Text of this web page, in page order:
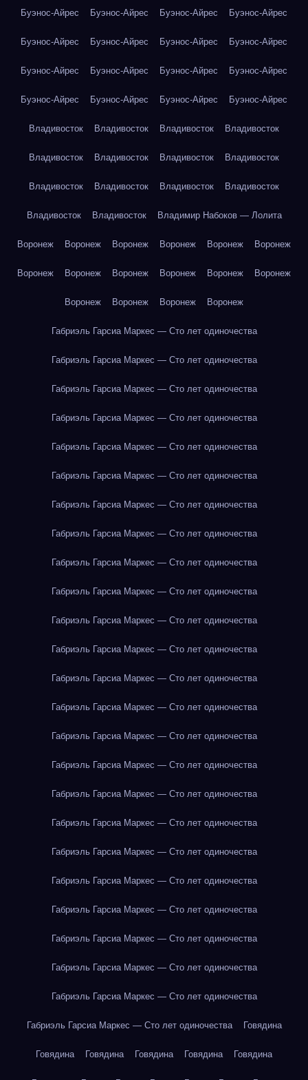
Буэнос-Айрес Буэнос-Айрес Буэнос-Айрес Буэнос-Айрес
Буэнос-Айрес Буэнос-Айрес Буэнос-Айрес Буэнос-Айрес
Буэнос-Айрес Буэнос-Айрес Буэнос-Айрес Буэнос-Айрес
Буэнос-Айрес Буэнос-Айрес Буэнос-Айрес Буэнос-Айрес
Владивосток Владивосток Владивосток Владивосток
Владивосток Владивосток Владивосток Владивосток
Владивосток Владивосток Владивосток Владивосток
Владивосток Владивосток Владимир Набоков — Лолита
Воронеж Воронеж Воронеж Воронеж Воронеж Воронеж
Воронеж Воронеж Воронеж Воронеж Воронеж Воронеж
Воронеж Воронеж Воронеж Воронеж
Габриэль Гарсиа Маркес — Сто лет одиночества
Габриэль Гарсиа Маркес — Сто лет одиночества
Габриэль Гарсиа Маркес — Сто лет одиночества
Габриэль Гарсиа Маркес — Сто лет одиночества
Габриэль Гарсиа Маркес — Сто лет одиночества
Габриэль Гарсиа Маркес — Сто лет одиночества
Габриэль Гарсиа Маркес — Сто лет одиночества
Габриэль Гарсиа Маркес — Сто лет одиночества
Габриэль Гарсиа Маркес — Сто лет одиночества
Габриэль Гарсиа Маркес — Сто лет одиночества
Габриэль Гарсиа Маркес — Сто лет одиночества
Габриэль Гарсиа Маркес — Сто лет одиночества
Габриэль Гарсиа Маркес — Сто лет одиночества
Габриэль Гарсиа Маркес — Сто лет одиночества
Габриэль Гарсиа Маркес — Сто лет одиночества
Габриэль Гарсиа Маркес — Сто лет одиночества
Габриэль Гарсиа Маркес — Сто лет одиночества
Габриэль Гарсиа Маркес — Сто лет одиночества
Габриэль Гарсиа Маркес — Сто лет одиночества
Габриэль Гарсиа Маркес — Сто лет одиночества
Габриэль Гарсиа Маркес — Сто лет одиночества
Габриэль Гарсиа Маркес — Сто лет одиночества
Габриэль Гарсиа Маркес — Сто лет одиночества
Габриэль Гарсиа Маркес — Сто лет одиночества
Габриэль Гарсиа Маркес — Сто лет одиночества Говядина
Говядина Говядина Говядина Говядина Говядина